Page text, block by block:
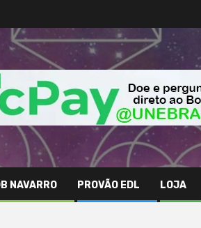
NAVARRO PROVÃO EDL LOJA